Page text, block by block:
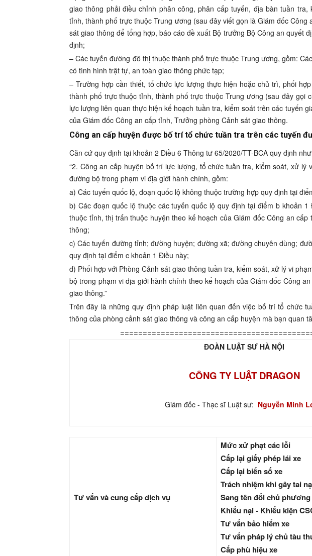
giao thông phải điều chỉnh phân công, phân cấp tuyến, địa bàn tuần tra,
tỉnh, thành phố trực thuộc Trung ương (sau đây viết gọn là Giám đốc Công
sát giao thông để tổng hợp, báo cáo đề xuất Bộ trưởng Bộ Công an quyết
định;
– Các tuyến đường đô thị thuộc thành phố trực thuộc Trung ương, gồm:
có tình hình trật tự, an toàn giao thông phức tạp;
– Trường hợp cần thiết, tổ chức lực lượng thực hiện hoặc chủ trì, phối
thành phố trực thuộc tỉnh, thành phố trực thuộc Trung ương (sau đây gọi
lực lượng liên quan thực hiện kế hoạch tuần tra, kiểm soát trên các tuyến
của Giám đốc Công an cấp tỉnh, Trưởng phòng Cảnh sát giao thông.
Công an cấp huyện được bố trí tổ chức tuần tra trên các tuyến
Căn cứ quy định tại khoản 2 Điều 6 Thông tư 65/2020/TT-BCA quy định
“2. Công an cấp huyện bố trí lực lượng, tổ chức tuần tra, kiểm soát, xử lý
đường bộ trong phạm vi địa giới hành chính, gồm:
a) Các tuyến quốc lộ, đoạn quốc lộ không thuộc trường hợp quy định tại
b) Các đoạn quốc lộ thuộc các tuyến quốc lộ quy định tại điểm b khoản
thuộc tỉnh, thị trấn thuộc huyện theo kế hoạch của Giám đốc Công an
thông;
c) Các tuyến đường tỉnh; đường huyện; đường xã; đường chuyên dùng;
quy định tại điểm c khoản 1 Điều này;
d) Phối hợp với Phòng Cảnh sát giao thông tuần tra, kiểm soát, xử lý vi
bộ trong phạm vi địa giới hành chính theo kế hoạch của Giám đốc Công
giao thông.”
Trên đây là những quy định pháp luật liên quan đến việc bố trí tổ chức
thông của phòng cảnh sát giao thông và công an cấp huyện mà bạn quan
ĐOÀN LUẬT SƯ HÀ NỘI
CÔNG TY LUẬT DRAGON
Giám đốc - Thạc sĩ Luật sư: Nguyễn Minh
Tư vấn và cung cấp dịch vụ
Mức xử phạt các lỗi
Cấp lại giấy phép lái xe
Cấp lại biển số xe
Trách nhiệm khi gây tai
Sang tên đổi chủ
Khiếu nại - Khiếu kiện
Tư vấn bảo hiểm xe
Tư vấn pháp lý chủ tàu
Cấp phù hiệu xe